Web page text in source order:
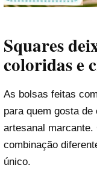
Squares
coloridas e
As bolsas feitas com
para quem gosta
artesanal marcante.
combinação
único.